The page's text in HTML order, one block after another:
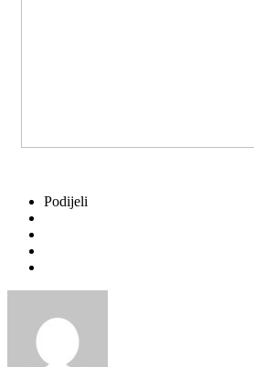
Podijeli